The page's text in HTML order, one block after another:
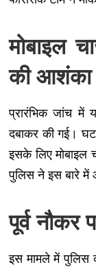
मोबाइल
की आशंका
प्रारंभिक जांच में
दबाकर की गई।
इसके लिए मोबाइल
पुलिस ने इस बारे में
पूर्व नौकर
इस मामले में पुलिस